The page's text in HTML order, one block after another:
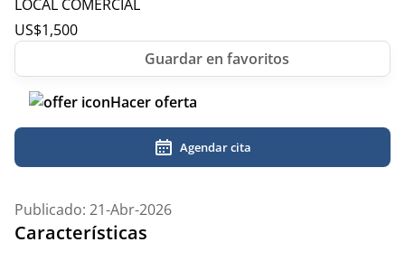
LOCAL COMERCIAL
US$1,500
Hacer oferta
Agendar cita
Publicado: 21-Abr-2026
Características